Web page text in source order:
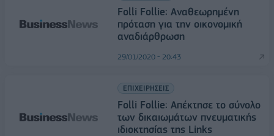
Folli Follie: Αναθεωρημένη
πρόταση για την οικονομική
αναδιάρθρωση
29/01/2020 - 20:43
ΕΠΙΧΕΙΡΗΣΕΙΣ
Folli Follie: Απέκτησε το σύνολο
των δικαιωμάτων πνευματικής
ιδιοκτησίας της Links